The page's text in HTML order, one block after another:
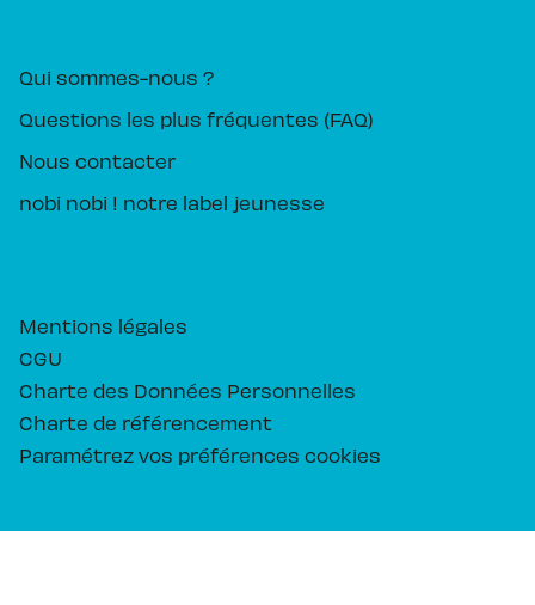
Qui sommes-nous ?
Questions les plus fréquentes (FAQ)
Nous contacter
nobi nobi ! notre label jeunesse
Mentions légales
CGU
Charte des Données Personnelles
Charte de référencement
Paramétrez vos préférences cookies